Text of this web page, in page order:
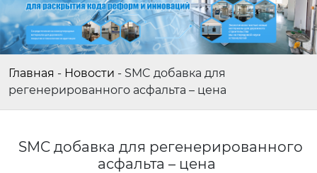
Главная - Новости - SMC добавка для
регенерированного асфальта – цена
SMC добавка для регенерированного
асфальта – цена